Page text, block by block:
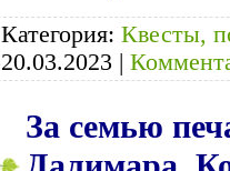
Категория: Квесты,
20.03.2023 |
За семью